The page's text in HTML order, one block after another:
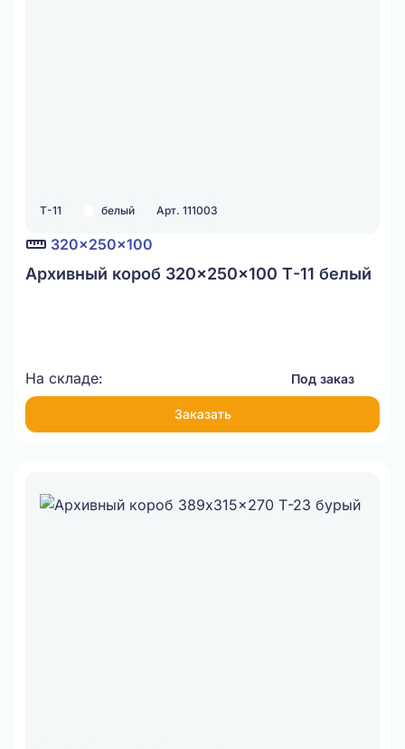
Т-11 белый Арт. 111003
320x250x100
Архивный короб 320x250x100 Т-11 белый
На складе: Под заказ
Заказать